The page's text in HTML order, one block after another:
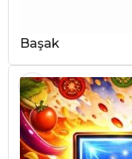
Başak